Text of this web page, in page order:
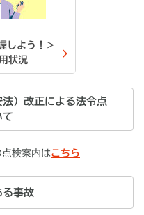
しよう！＞
状況
）改正による法令点
て
検案内はこちら
る事故